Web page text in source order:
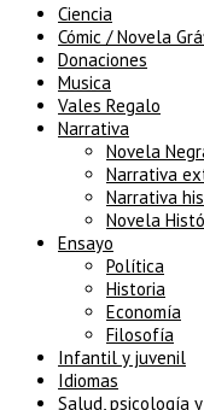
Ciencia
Cómic / Novela
Donaciones
Musica
Vales Regalo
Narrativa
Novela
Narrativa
Narrativa
Novela
Ensayo
Política
Historia
Economía
Filosofía
Infantil y juvenil
Idiomas
Salud, psicología